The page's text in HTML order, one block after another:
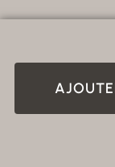
CREALAB - 2026